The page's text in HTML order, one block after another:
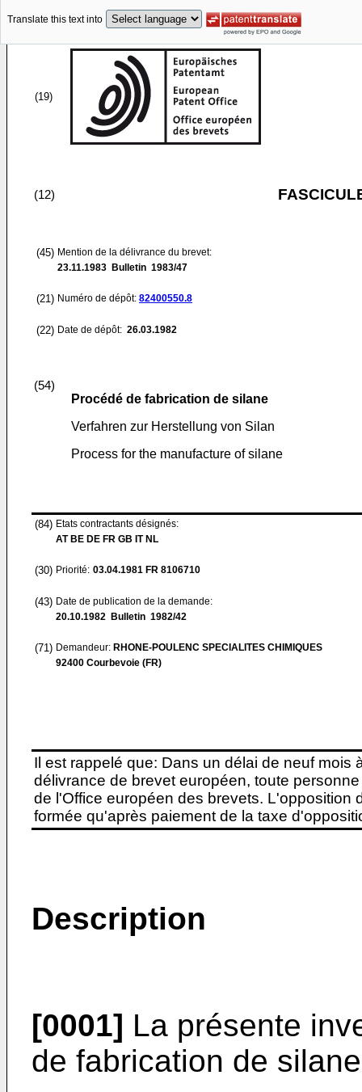
Translate this text into
(19)
(12)
(45) Mention de la délivrance du brevet:
23.11.1983 Bulletin 1983/47
(21) Numéro de dépôt: 82400550.8
(22) Date de dépôt: 26.03.1982
(54)
Procédé de fabrication de silane
Verfahren zur Herstellung von Silan
Process for the manufacture of silane
(84) Etats contractants désignés:
AT BE DE FR GB IT NL
(30) Priorité: 03.04.1981 FR 8106710
(43) Date de publication de la demande:
20.10.1982 Bulletin 1982/42
(71) Demandeur: RHONE-POULENC SPECIALITES CHIMIQUES
92400 Courbevoie (FR)
Il est rappelé que: Dans un délai de neuf
délivrance de brevet européen, toute
de l'Office européen des brevets. L'opposition
formée qu'après paiement de la taxe
Description
[0001] La présente
de fabrication de